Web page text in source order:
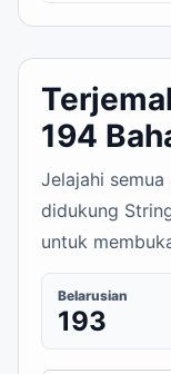
194
Jelajahi
didukung
untuk
Belarusian
193